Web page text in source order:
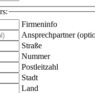
Firmeninfo
Ansprechpartner
Straße
Nummer
Postleitzahl
Stadt
Land